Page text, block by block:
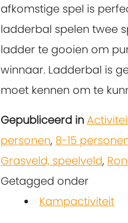
afkomstige spel is
ladderbal spelen twee
ladder te gooien om
winnaar. Ladderbal is
moet kennen om te
Gepubliceerd in
personen, 8-15
Grasveld, speelveld,
Getagged onder
Kampactiviteit